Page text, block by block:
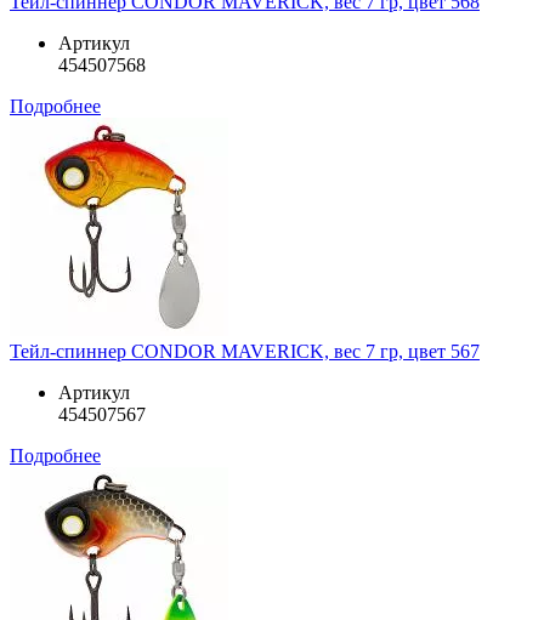
Артикул
454507568
Подробнее
Тейл-спиннер CONDOR MAVERICK, вес 7 гр, цвет 567
Артикул
454507567
Подробнее